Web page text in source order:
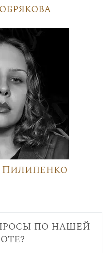
Пилипенко
по нашей